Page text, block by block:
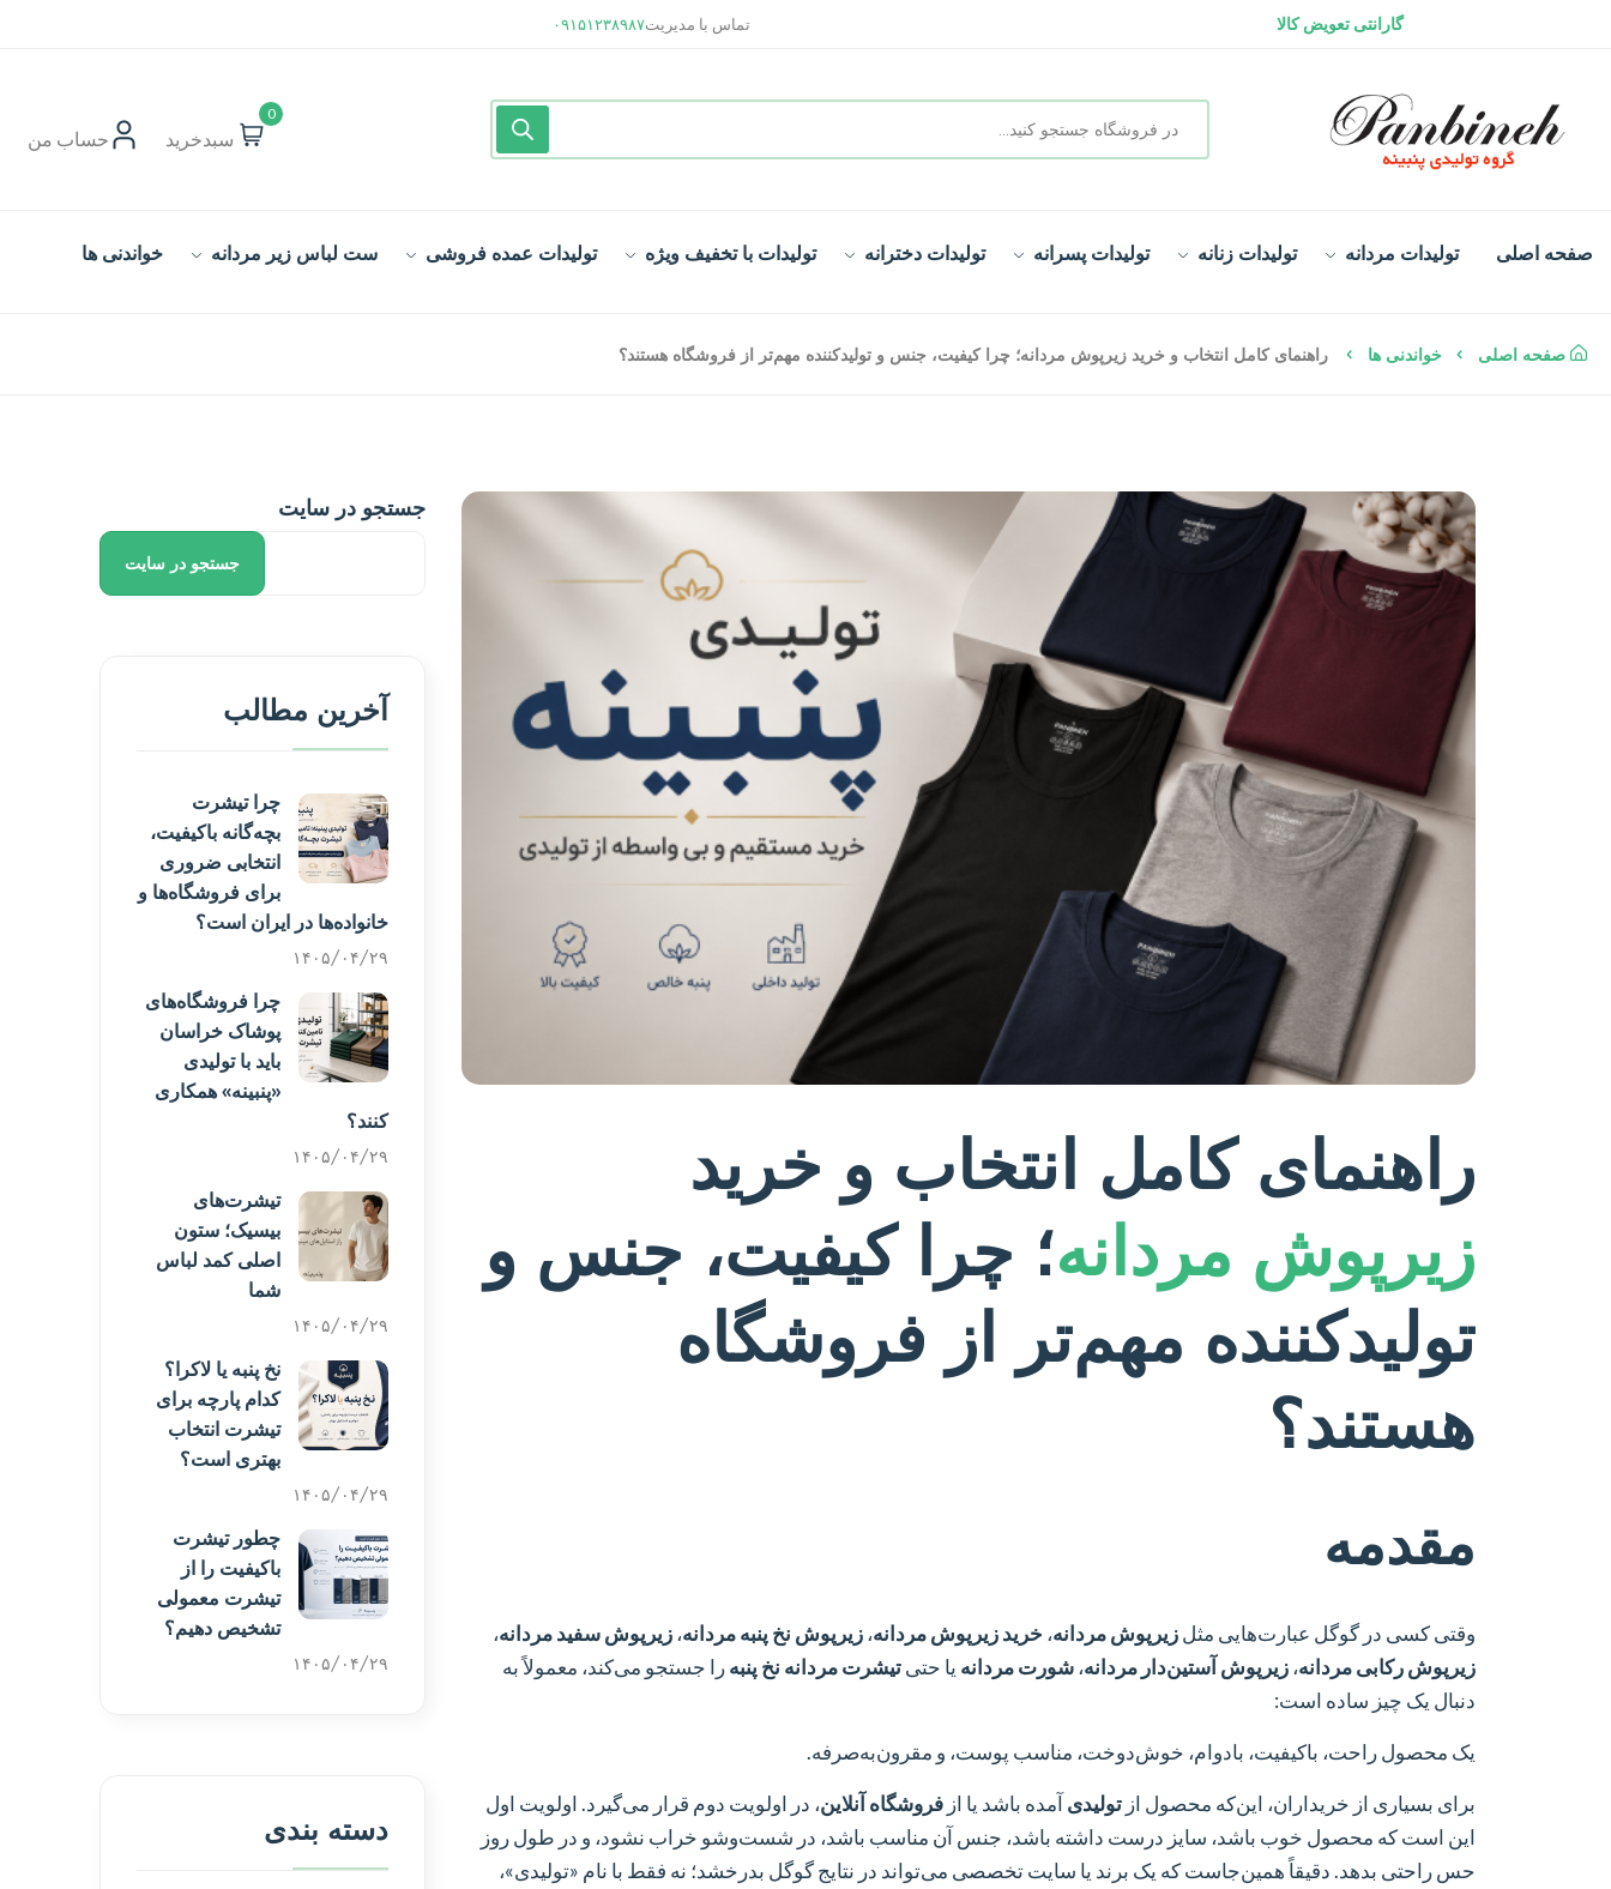
سفارش در لحظه و تحویل فوری
تماس با مدیریت۰۹۱۵۱۲۳۸۹۸۷
0
سبدخرید حساب‌ من
صفحه اصلی تولیدات مردانه تولیدات زنانه تولیدات پسرانه تولیدات دخترانه تولیدات با تخفیف ویژه تولیدات عمده فروشی ست لباس زیر مردانه خواندنی ها
صفحه اصلی خواندنی ها راهنمای کامل انتخاب و خرید زیرپوش مردانه؛ چرا کیفیت، جنس و تولیدکننده مهم‌تر از فروشگاه هستند؟
راهنمای کامل انتخاب و خرید
زیرپوش مردانه؛ چرا کیفیت، جنس و
تولیدکننده مهم‌تر از فروشگاه
هستند؟
مقدمه
وقتی کسی در گوگل عبارت‌هایی مثلزیرپوش مردانه، خرید زیرپوش مردانه،زیرپوش نخ پنبه مردانه،زیرپوش سفید مردانه،
زیرپوش رکابی مردانه،زیرپوش آستین‌دار مردانه،شورت مردانه یا حتیتیشرت مردانه نخ پنبهرا جستجو می‌کند، معمولاً به
دنبال یک چیز ساده است:
یک محصول راحت، باکیفیت، بادوام، خوش‌دوخت، مناسب پوست، و مقرون‌به‌صرفه.
برای بسیاری از خریداران، این‌که محصول از تولیدیآمده باشد یا از فروشگاه آنلاین، در اولویت دوم قرار می‌گیرد. اولویت اول
این است که محصول خوب باشد، سایز درست داشته باشد، جنس آن مناسب باشد، در شست‌وشو خراب نشود، و در طول روز
حس راحتی بدهد. دقیقاً همین‌جاست که یک برند یا سایت تخصصی می‌تواند در نتایج گوگل بدرخشد؛ نه فقط با نام «تولیدی»،
جستجو در سایت
جستجو در سایت
آخرین مطالب
چرا تیشرت
بچه‌گانه باکیفیت،
انتخابی ضروری
برای فروشگاه‌ها و
خانواده‌ها در ایران است؟
۱۴۰۵/۰۴/۲۹
چرا فروشگاه‌های
پوشاک خراسان
باید با تولیدی
«پنبینه» همکاری
کنند؟
۱۴۰۵/۰۴/۲۹
تیشرت‌های
بیسیک؛ ستون
اصلی کمد لباس
شما
۱۴۰۵/۰۴/۲۹
نخ پنبه یا لاکرا؟
کدام پارچه برای
تیشرت انتخاب
بهتری است؟
۱۴۰۵/۰۴/۲۹
چطور تیشرت
باکیفیت را از
تیشرت معمولی
تشخیص دهیم؟
۱۴۰۵/۰۴/۲۹
دسته بندی